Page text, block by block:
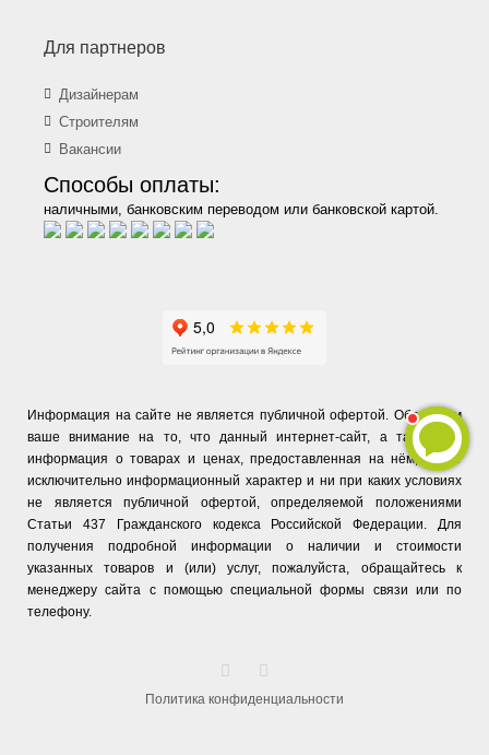
Для партнеров
Дизайнерам
Строителям
Вакансии
Способы оплаты:
наличными, банковским переводом или банковской картой.
Информация на сайте не является публичной офертой. Обращаем
ваше внимание на то, что данный интернет-сайт, а также вся
информация о товарах и ценах, предоставленная на нём, носит
исключительно информационный характер и ни при каких условиях
не является публичной офертой, определяемой положениями
Статьи 437 Гражданского кодекса Российской Федерации. Для
получения подробной информации о наличии и стоимости
указанных товаров и (или) услуг, пожалуйста, обращайтесь к
менеджеру сайта с помощью специальной формы связи или по
телефону.
Политика конфиденциальности